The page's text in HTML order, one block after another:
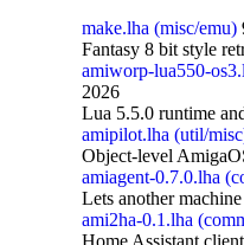
make.lha (misc/emu)
Fantasy 8 bit style
amiworp-lua550-
2026
Lua 5.5.0 runtime
amipilot.lha (util/
Object-level
amiagent-0.7.0.lha
Lets another
ami2ha-0.1.lha
Home Assistant